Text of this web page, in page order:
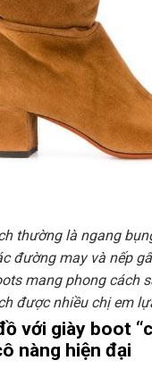
thường là ngang
đường may và nếp
mang phong cách
được nhiều chị em
với giày boot
nàng hiện đại